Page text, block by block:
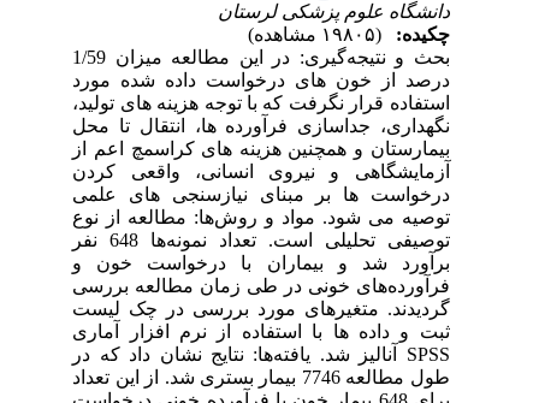
دانشگاه علوم پزشکی لرستان
چکیده:
بحث و نتیجه‌گیری: در این مطالعه میزان 1/59
درصد از خون های درخواست داده شده مورد
استفاده قرار نگرفت که با توجه هزینه های تولید،
نگهداری، جداسازی فرآورده ها، انتقال تا محل
بیمارستان و همچنین هزینه های کراسمچ اعم از
آزمایشگاهی و نیروی انسانی، واقعی کردن
درخواست ها بر مبنای نیازسنجی های علمی
توصیه می شود. مواد و روش‌ها: مطالعه از نوع
توصیفی تحلیلی است. تعداد نمونه‌ها 648 نفر
برآورد شد و بیماران با درخواست خون و
فرآورده‌های خونی در طی زمان مطالعه بررسی
گردیدند. متغیرهای مورد بررسی در چک لیست
ثبت و داده ها با استفاده از نرم افزار آماری
SPSS آنالیز شد. یافته‌ها: نتایج نشان داد که در
طول مطالعه 7746 بیمار بستری شد. از این تعداد